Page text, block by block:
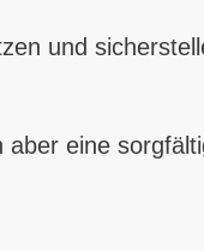
und
eine